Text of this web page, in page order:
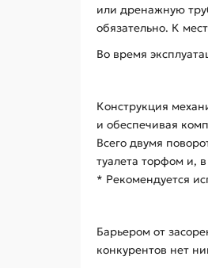
или дренажную
обязательно. К
Во время
Конструкция
и обеспечивая
Всего двумя
туалета торфом и,
* Рекомендуется
Барьером от
конкурентов нет